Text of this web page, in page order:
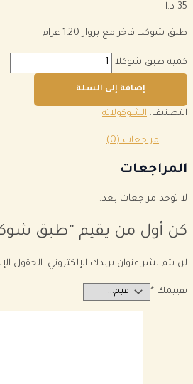
35 د.ا
طبق شوكلا فاخر مع برواز 1.20 غرام
كمية طبق شوكلا
إضافة إلى السلة
التصنيف: الشوكولاته
مراجعات (0)
المراجعات
لا توجد مراجعات بعد.
كن أول من يقيم “طبق
لن يتم نشر عنوان بريدك الإلكتروني. الحقول
تقييمك *